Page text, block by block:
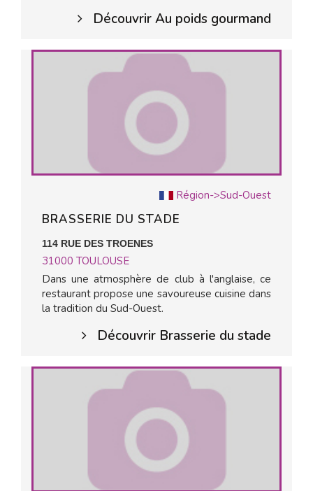
Découvrir Au poids gourmand
Région->Sud-Ouest
BRASSERIE DU STADE
114 RUE DES TROENES
31000 TOULOUSE
Dans une atmosphère de club à l'anglaise, ce
restaurant propose une savoureuse cuisine dans
la tradition du Sud-Ouest.
Découvrir Brasserie du stade